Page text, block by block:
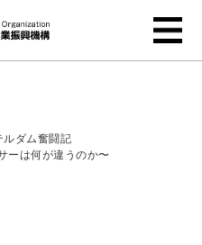
ルダム奮闘記
ーは何が違うのか〜